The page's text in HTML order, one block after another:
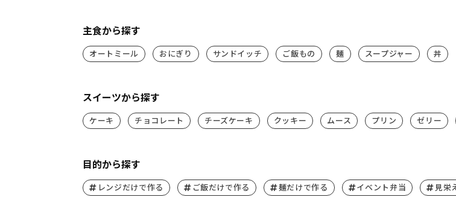
主食から探す
オートミール おにぎり サンドイッチ ご飯もの 麺 スープジャー 丼
スイーツから探す
ケーキ チョコレート チーズケーキ クッキー ムース プリン ゼリー
目的から探す
レンジだけで作る ご飯だけで作る 麺だけで作る イベント弁当 見栄